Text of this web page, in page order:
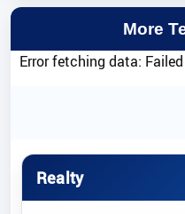
More
Error fetching data:
Realty